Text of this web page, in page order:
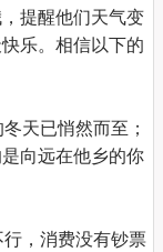
提醒他们天气变
乐。相信以下的
天已悄然而至；
向远在他乡的你
，消费没有钞票